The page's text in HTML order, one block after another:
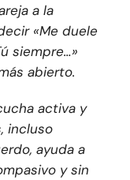
a la
«Me duele
siempre…»
abierto.
activa y
incluso
ayuda a
y sin